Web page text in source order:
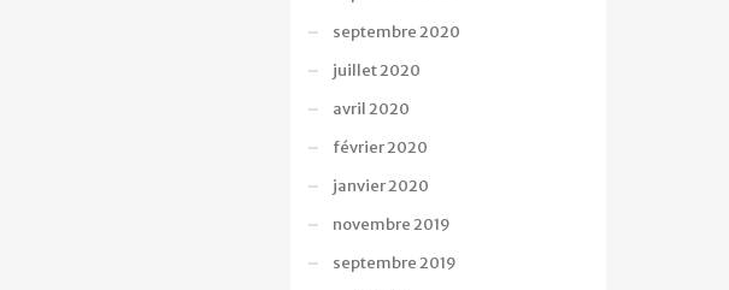
septembre 2020
juillet 2020
avril 2020
février 2020
janvier 2020
novembre 2019
septembre 2019